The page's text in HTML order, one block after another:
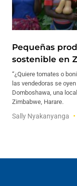
Pequeñas
sostenible en
“¿Quiere tomates o
las vendedoras se
Domboshawa, una
Zimbabwe, Harare.
Sally Nyakanyanga